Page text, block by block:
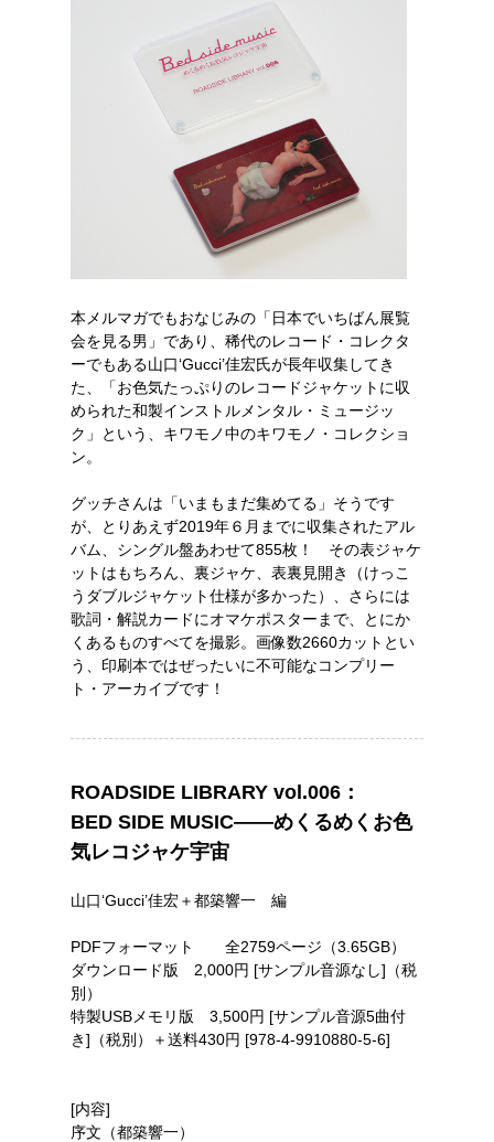
本メルマガでもおなじみの「日本でいちばん展覧
会を見る男」であり、稀代のレコード・コレクタ
ーでもある山口‘Gucci’佳宏氏が長年収集してき
た、「お色気たっぷりのレコードジャケットに収
められた和製インストルメンタル・ミュージッ
ク」という、キワモノ中のキワモノ・コレクショ
ン。
グッチさんは「いまもまだ集めてる」そうです
が、とりあえず2019年６月までに収集されたアル
バム、シングル盤あわせて855枚！ その表ジャケ
ットはもちろん、裏ジャケ、表裏見開き（けっこ
うダブルジャケット仕様が多かった）、さらには
歌詞・解説カードにオマケポスターまで、とにか
くあるものすべてを撮影。画像数2660カットとい
う、印刷本ではぜったいに不可能なコンプリー
ト・アーカイブです！
ROADSIDE LIBRARY vol.006：
BED SIDE MUSIC――めくるめくお色
気レコジャケ宇宙
山口‘Gucci’佳宏＋都築響一 編
PDFフォーマット 全2759ページ（3.65GB）
ダウンロード版 2,000円 [サンプル音源なし]（税
別）
特製USBメモリ版 3,500円 [サンプル音源5曲付
き]（税別）＋送料430円 [978-4-9910880-5-6]
[内容]
序文（都築響一）